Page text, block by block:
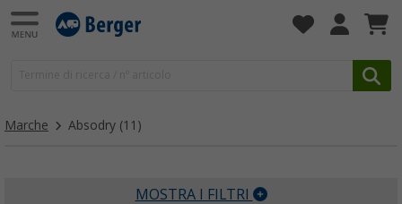
Marche Absodry (11)
MOSTRA I FILTRI